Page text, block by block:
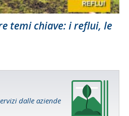
temi chiave: i reflui, le
dalle aziende